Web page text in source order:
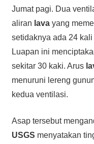
Jumat pagi. Dua
aliran lavayang
setidaknya ada 24
Luapan ini
sekitar 30 kaki. Arus
menuruni lereng
kedua ventilasi.
Asap tersebut
USGS menyatakan